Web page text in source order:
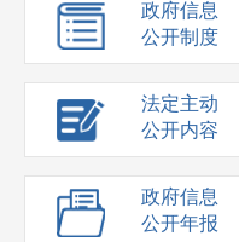
政府信息
公开制度
法定主动
公开内容
政府信息
公开年报